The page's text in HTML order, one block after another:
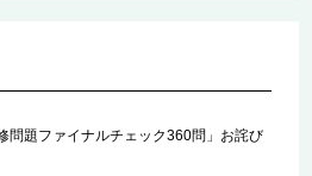
問題ファイナルチェック360問」お詫び